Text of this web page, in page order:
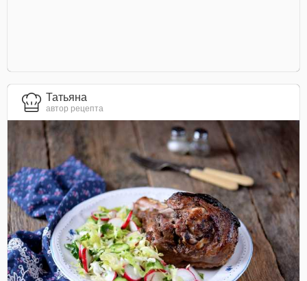
Татьяна
автор рецепта